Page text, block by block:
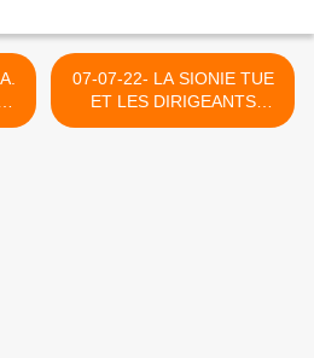
07-07-22- LA SIONIE TUE
ET LES DIRIGEANTS
EUROPEENS TOURNENT